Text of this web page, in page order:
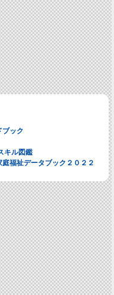
ブック
キル図鑑
福祉データブック２０２２